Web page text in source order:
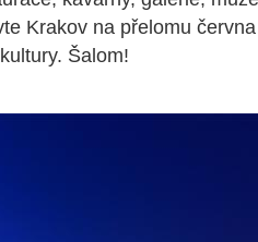
Krakov na přelomu
Šalom!